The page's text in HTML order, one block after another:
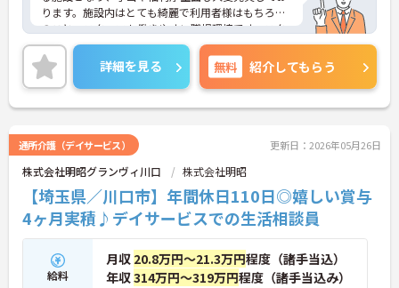
ります。施設内はとても綺麗で利用者様はもちろん
のこと、スタッフも働きやすい職場環境です。スタ
ッフ間の連携の良さが利用者様への真心込めたサー
ビスに繋がっており、未経験の方でも安心して働い
て頂けます。ご興味のある方はお気軽にお問い合わ
せ下さいませ。
詳細を見る 無料 紹介してもらう
通所介護（デイサービス） 更新日：2026年05月26日
株式会社明昭グランヴィ川口 株式会社明昭
【埼玉県／川口市】年間休日110日◎嬉しい賞与
4ヶ月実積♪デイサービスでの生活相談員
給料
月収 20.8万円～21.3万円程度（諸手当込）
年収314万円～319万円程度（諸手当込み）